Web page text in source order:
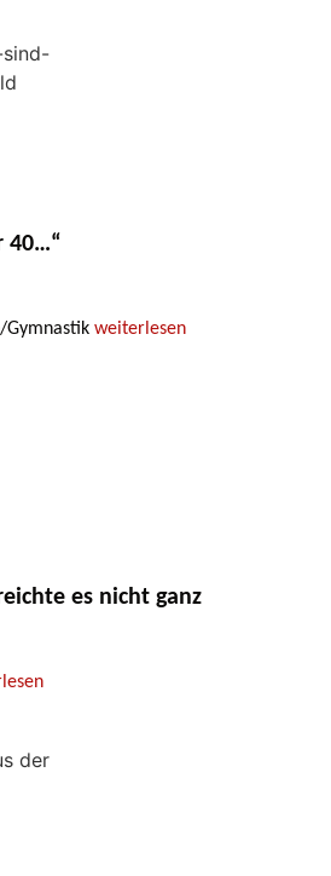
40…“
Gymnastik weiterlesen
es nicht ganz